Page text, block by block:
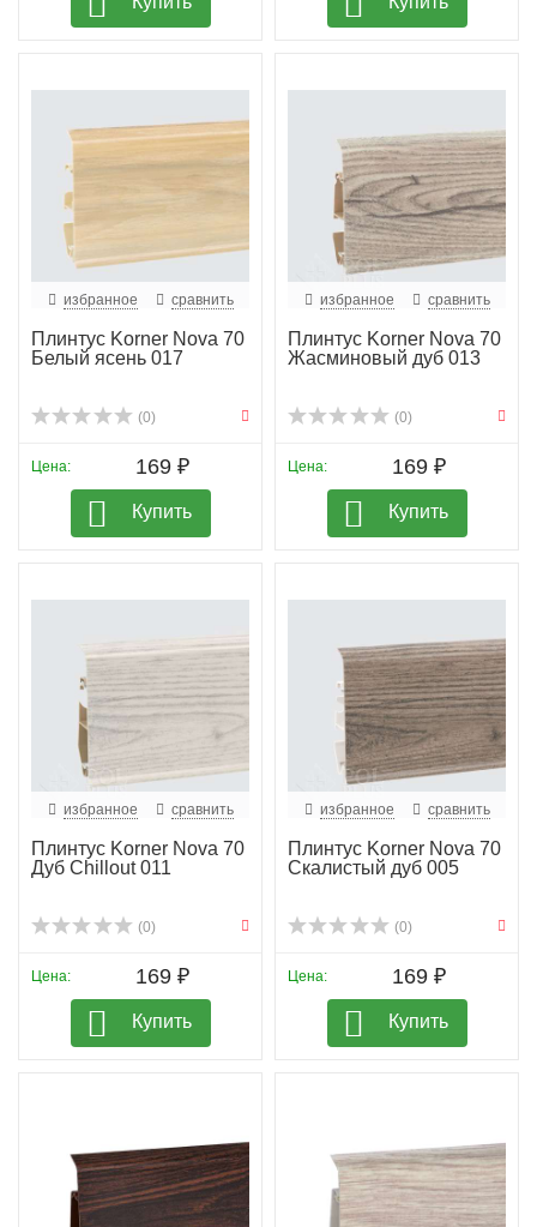
избранное сравнить
Плинтус Korner Nova 70
Белый ясень 017
(0)
Цена: 169 ₽
Купить
избранное сравнить
Плинтус Korner Nova 70
Жасминовый дуб 013
(0)
Цена: 169 ₽
Купить
избранное сравнить
Плинтус Korner Nova 70
Дуб Chillout 011
(0)
Цена: 169 ₽
Купить
избранное сравнить
Плинтус Korner Nova 70
Скалистый дуб 005
(0)
Цена: 169 ₽
Купить